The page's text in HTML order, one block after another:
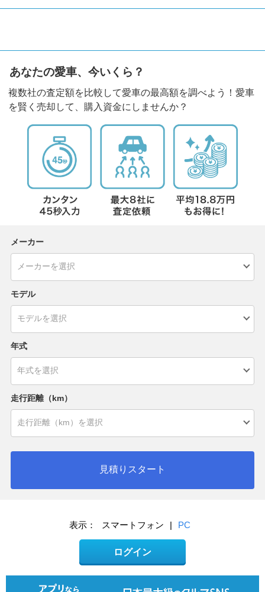
あなたの愛車、今いくら？
複数社の査定額を比較して愛車の最高額を調べよう！愛車
を賢く売却して、購入資金にしませんか？
メーカー
モデル
年式
走行距離（km）
見積りスタート
表示： スマートフォン | PC
ログイン